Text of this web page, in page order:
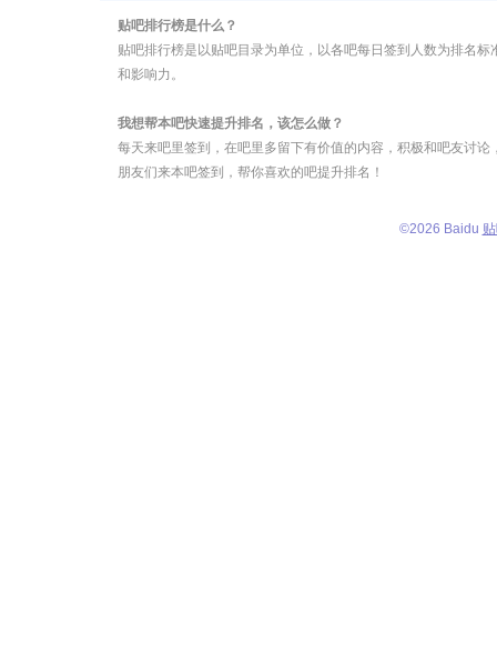
贴吧排行榜是什么？
贴吧排行榜是以贴吧目录为单位，以各吧每日签到人数为排名
和影响力。
我想帮本吧快速提升排名，该怎么做？
每天来吧里签到，在吧里多留下有价值的内容，积极和吧友讨
朋友们来本吧签到，帮你喜欢的吧提升排名！
©2026 Baidu